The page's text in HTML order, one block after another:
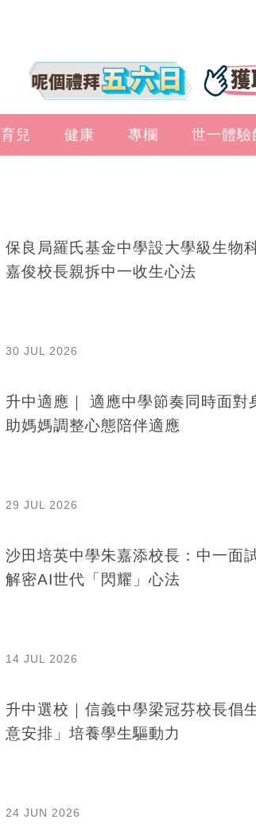
育兒 健康 專欄 世一體驗
保良局羅氏基金中學設大學級生物
嘉俊校長親拆中一收生心法
30 JUL 2026
升中適應｜ 適應中學節奏同時面對身
助媽媽調整心態陪伴適應
29 JUL 2026
沙田培英中學朱嘉添校長：中一面
解密AI世代「閃耀」心法
14 JUL 2026
升中選校｜信義中學梁冠芬校長倡
意安排」培養學生驅動力
24 JUN 2026